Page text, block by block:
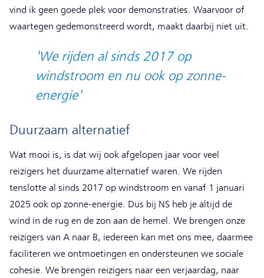
vind ik geen goede plek voor demonstraties. Waarvoor of
waartegen gedemonstreerd wordt, maakt daarbij niet uit.
'We rijden al sinds 2017 op
windstroom en nu ook op zonne-
energie'
Duurzaam alternatief
Wat mooi is, is dat wij ook afgelopen jaar voor veel
reizigers het duurzame alternatief waren. We rijden
tenslotte al sinds 2017 op windstroom en vanaf 1 januari
2025 ook op zonne-energie. Dus bij NS heb je altijd de
wind in de rug en de zon aan de hemel. We brengen onze
reizigers van A naar B, iedereen kan met ons mee, daarmee
faciliteren we ontmoetingen en ondersteunen we sociale
cohesie. We brengen reizigers naar een verjaardag, naar